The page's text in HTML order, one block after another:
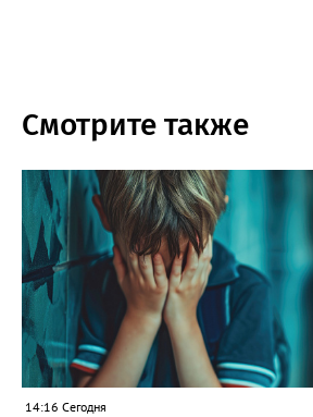
Смотрите также
14:16 Сегодня